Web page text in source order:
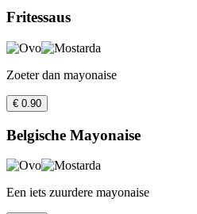
Fritessaus
Zoeter dan mayonaise
€ 0.90
Belgische Mayonaise
Een iets zuurdere mayonaise